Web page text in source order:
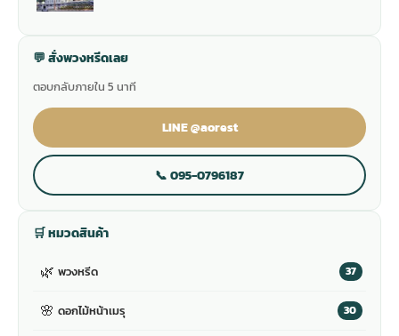
💬 สั่งพวงหรีดเลย
ตอบกลับภายใน 5 นาที
LINE @aorest
📞 095-0796187
🛒 หมวดสินค้า
🌿 พวงหรีด 37
🌸 ดอกไม้หน้าเมรุ 30